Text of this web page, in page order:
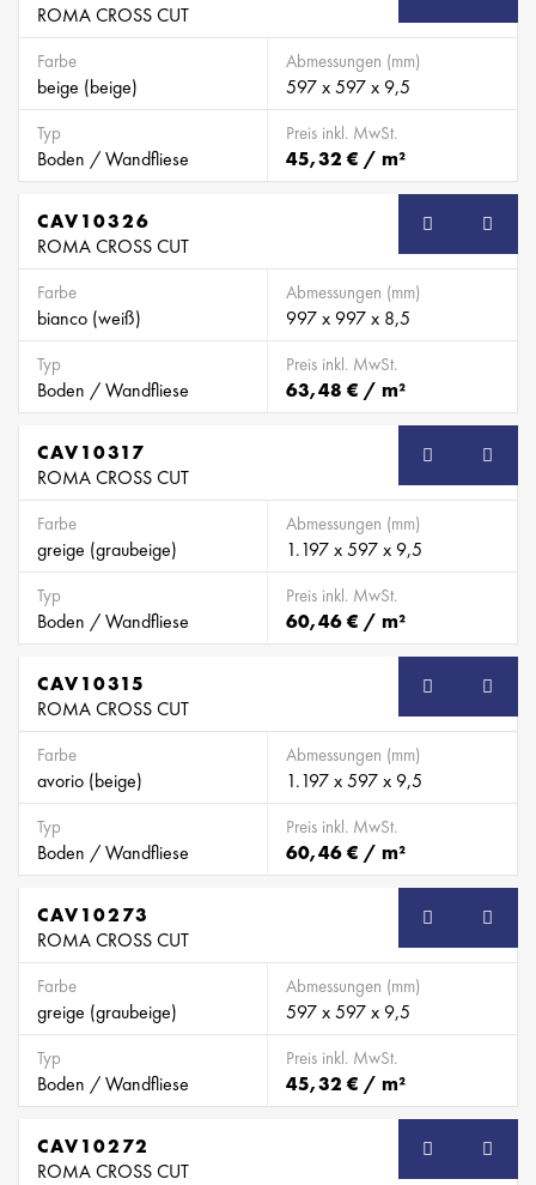
ROMA CROSS CUT
Farbe
beige (beige)
Abmessungen (mm)
597 x 597 x 9,5
Typ
Boden / Wandfliese
Preis inkl. MwSt.
45,32 € / m²
CAV10326
ROMA CROSS CUT
Farbe
bianco (weiß)
Abmessungen (mm)
997 x 997 x 8,5
Typ
Boden / Wandfliese
Preis inkl. MwSt.
63,48 € / m²
CAV10317
ROMA CROSS CUT
Farbe
greige (graubeige)
Abmessungen (mm)
1.197 x 597 x 9,5
Typ
Boden / Wandfliese
Preis inkl. MwSt.
60,46 € / m²
CAV10315
ROMA CROSS CUT
Farbe
avorio (beige)
Abmessungen (mm)
1.197 x 597 x 9,5
Typ
Boden / Wandfliese
Preis inkl. MwSt.
60,46 € / m²
CAV10273
ROMA CROSS CUT
Farbe
greige (graubeige)
Abmessungen (mm)
597 x 597 x 9,5
Typ
Boden / Wandfliese
Preis inkl. MwSt.
45,32 € / m²
CAV10272
ROMA CROSS CUT